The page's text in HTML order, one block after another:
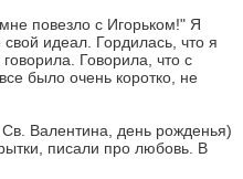
повезло с Игорьком!" Я
идеал. Гордилась, что я
Говорила, что с
было очень коротко, не
Валентина, день рожденья)
писали про любовь. В